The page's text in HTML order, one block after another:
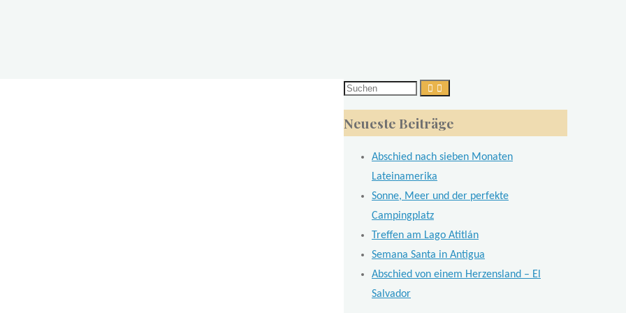
Suchen
nach:
Neueste Beiträge
Abschied nach sieben Monaten
Lateinamerika
Sonne, Meer und der perfekte
Campingplatz
Treffen am Lago Atitlán
Semana Santa in Antigua
Abschied von einem Herzensland – El
Salvador